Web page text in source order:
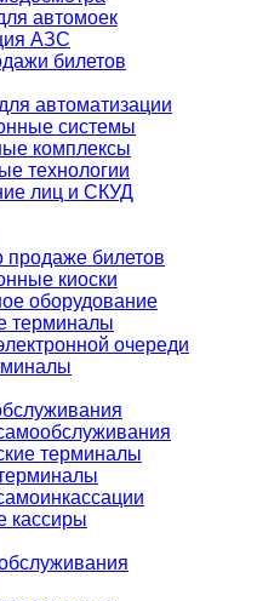
автомоек
АЗС
билетов
автоматизации
системы
комплексы
технологии
лиц и СКУД
билетов
киоски
оборудование
терминалы
очереди
терминалы
кассиры